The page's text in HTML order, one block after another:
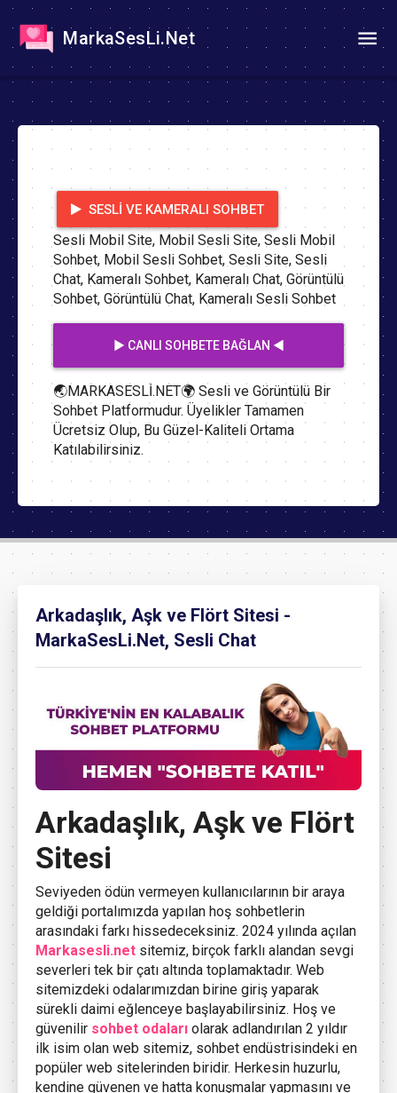
MarkaSesLi.Net
SESLI VE KAMERALI SOHBET
Sesli Mobil Site, Mobil Sesli Site, Sesli Mobil
Sohbet, Mobil Sesli Sohbet, Sesli Site, Sesli
Chat, Kameralı Sohbet, Kameralı Chat, Görüntülü
Sohbet, Görüntülü Chat, Kameralı Sesli Sohbet
▶️ CANLI SOHBETE BAĞLAN ◀️
🌏MARKASESLİ.NET🌍 Sesli ve Görüntülü Bir
Sohbet Platformudur. Üyelikler Tamamen
Ücretsiz Olup, Bu Güzel-Kaliteli Ortama
Katılabilirsiniz.
Arkadaşlık, Aşk ve Flört Sitesi -
MarkaSesLi.Net, Sesli Chat
Arkadaşlık, Aşk ve Flört
Sitesi
Seviyeden ödün vermeyen kullanıcılarının bir araya
geldiği portalımızda yapılan hoş sohbetlerin
arasındaki farkı hissedeceksiniz. 2024 yılında açılan
Markasesli.net sitemiz, birçok farklı alandan sevgi
severleri tek bir çatı altında toplamaktadır. Web
sitemizdeki odalarımızdan birine giriş yaparak
sürekli daimi eğlenceye başlayabilirsiniz. Hoş ve
güvenilir sohbet odaları olarak adlandırılan 2 yıldır
ilk isim olan web sitemiz, sohbet endüstrisindeki en
popüler web sitelerinden biridir. Herkesin huzurlu,
kendine güvenen ve hatta konuşmalar yapmasını ve